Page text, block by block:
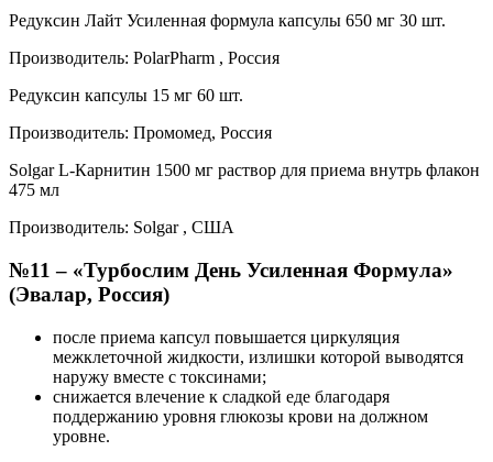
Редуксин Лайт Усиленная формула капсулы 650 мг 30 шт.
Производитель: PolarPharm , Россия
Редуксин капсулы 15 мг 60 шт.
Производитель: Промомед, Россия
Solgar L-Карнитин 1500 мг раствор для приема внутрь флакон
475 мл
Производитель: Solgar , США
№11 – «Турбослим День Усиленная Формула»
(Эвалар, Россия)
после приема капсул повышается циркуляция
межклеточной жидкости, излишки которой выводятся
наружу вместе с токсинами;
снижается влечение к сладкой еде благодаря
поддержанию уровня глюкозы крови на должном
уровне.